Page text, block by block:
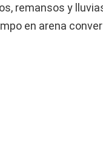
remansos y
en arena